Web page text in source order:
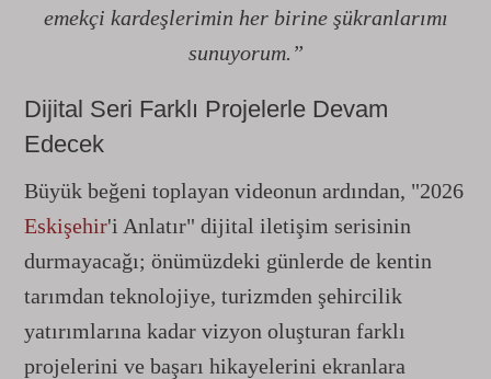
emekçi kardeşlerimin her birine şükranlarımı
sunuyorum.”
Dijital Seri Farklı Projelerle Devam
Edecek
Büyük beğeni toplayan videonun ardından, "2026
Eskişehir'i Anlatır" dijital iletişim serisinin
durmayacağı; önümüzdeki günlerde de kentin
tarımdan teknolojiye, turizmden şehircilik
yatırımlarına kadar vizyon oluşturan farklı
projelerini ve başarı hikayelerini ekranlara